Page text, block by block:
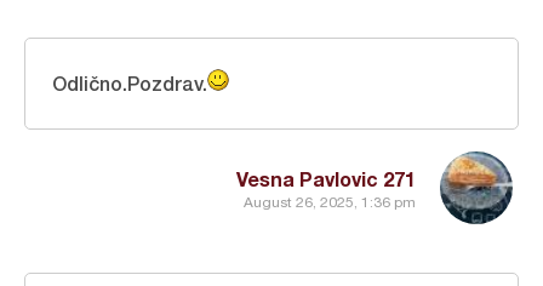
Vesna Pavlovic 271
August 26, 2025, 1:36 pm
Odlično.Pozdrav.